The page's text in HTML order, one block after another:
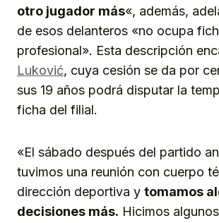
otro jugador más«, además,
de esos delanteros «no ocupa
profesional». Esta descripción
Luković, cuya cesión se da por
sus 19 años podrá disputar la
ficha del filial.
«El sábado después del partido
tuvimos una reunión con cuerpo
dirección deportiva y tomamos
decisiones más. Hicimos